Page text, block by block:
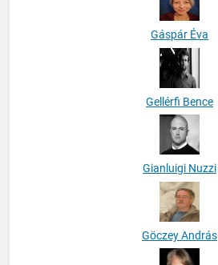
Gáspár Éva
Gellérfi Bence
Gianluigi Nuzzi
Göczey András